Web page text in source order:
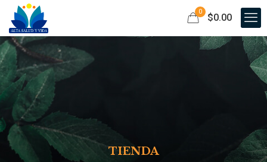
0
$0.00
TIENDA